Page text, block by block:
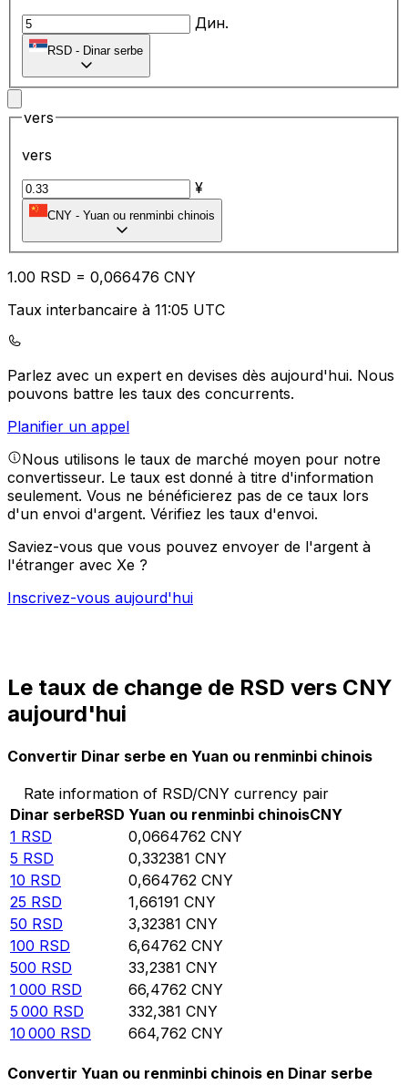
Дин.
RSD - Dinar serbe
vers
vers
¥
CNY - Yuan ou renminbi chinois
1.00 RSD = 0,066476 CNY
Taux interbancaire à 11:05 UTC
Parlez avec un expert en devises dès aujourd'hui. Nous
pouvons battre les taux des concurrents.
Planifier un appel
Nous utilisons le taux de marché moyen pour notre
convertisseur. Le taux est donné à titre d'information
seulement. Vous ne bénéficierez pas de ce taux lors
d'un envoi d'argent. Vérifiez les taux d'envoi.
Saviez-vous que vous pouvez envoyer de l'argent à
l'étranger avec Xe ?
Inscrivez-vous aujourd'hui
Le taux de change de RSD vers CNY
aujourd'hui
Convertir Dinar serbe en Yuan ou renminbi chinois
Rate information of RSD/CNY currency pair
Dinar serbeRSD Yuan ou renminbi chinoisCNY
1 RSD 0,0664762 CNY
5 RSD 0,332381 CNY
10 RSD 0,664762 CNY
25 RSD 1,66191 CNY
50 RSD 3,32381 CNY
100 RSD 6,64762 CNY
500 RSD 33,2381 CNY
1 000 RSD 66,4762 CNY
5 000 RSD 332,381 CNY
10 000 RSD 664,762 CNY
Convertir Yuan ou renminbi chinois en Dinar serbe